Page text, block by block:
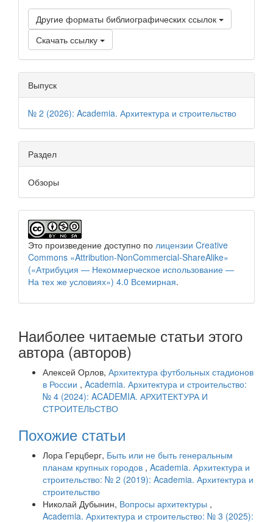
Другие форматы библиографических ссылок
Скачать ссылку
Выпуск
№ 2 (2026): Academia. Архитектура и строительство
Раздел
Обзоры
Это произведение доступно по лицензии Creative
Commons «Attribution-NonCommercial-ShareAlike»
(«Атрибуция — Некоммерческое использование —
На тех же условиях») 4.0 Всемирная.
Наиболее читаемые статьи этого
автора (авторов)
Алексей Орлов, Архитектура футбольных стадионов
в России , Academia. Архитектура и строительство:
№ 4 (2024): ACADEMIA. АРХИТЕКТУРА И
СТРОИТЕЛЬСТВО
Похожие статьи
Лора Герцберг, Быть или не быть генеральным
планам крупных городов , Academia. Архитектура и
строительство: № 2 (2019): Academia. Архитектура и
строительство
Николай Дубынин, Вопросы архитектуры ,
Academia. Архитектура и строительство: № 3 (2025):